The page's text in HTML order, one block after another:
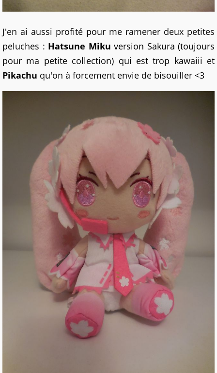
J'en ai aussi profité pour me ramener deux petites
peluches : Hatsune Miku version Sakura (toujours
pour ma petite collection) qui est trop kawaiii et
Pikachu qu'on à forcement envie de bisouiller <3